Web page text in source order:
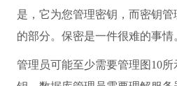
是，它为您管理密钥，而密钥
的部分。保密是一件很难的事情
管理员可能至少需要管理图10